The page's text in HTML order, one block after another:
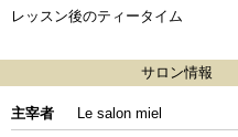
レッスン後のティータイム
サロン情報
主宰者
Le salon miel